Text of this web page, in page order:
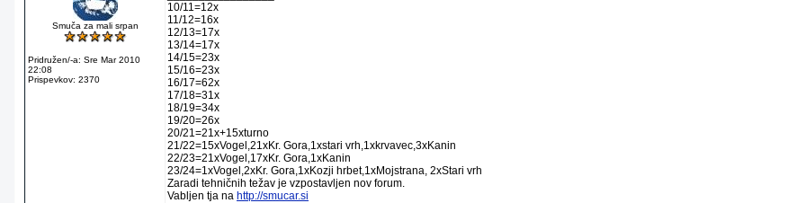
Smuča za mali srpan
Pridružen/-a: Sre Mar 2010
22:08
Prispevkov: 2370
10/11=12x
11/12=16x
12/13=17x
13/14=17x
14/15=23x
15/16=23x
16/17=62x
17/18=31x
18/19=34x
19/20=26x
20/21=21x+15xturno
21/22=15xVogel,21xKr. Gora,1xstari vrh,1xkrvavec,3xKanin
22/23=21xVogel,17xKr. Gora,1xKanin
23/24=1xVogel,2xKr. Gora,1xKozji hrbet,1xMojstrana, 2xStari vrh
Zaradi tehničnih težav je vzpostavljen nov forum.
Vabljen tja na http://smucar.si